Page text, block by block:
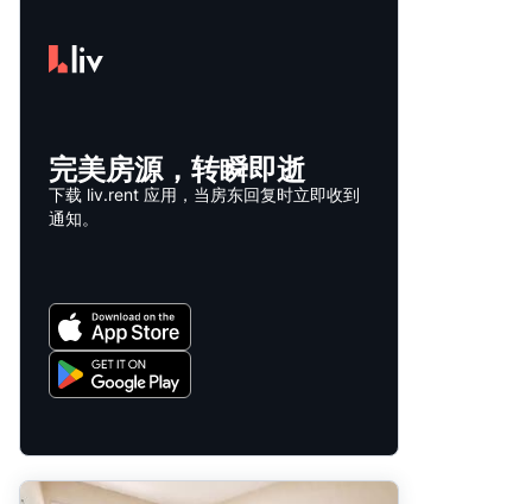
完美房源，转瞬即逝
下载 liv.rent 应用，当房东回复时立即收到
通知。